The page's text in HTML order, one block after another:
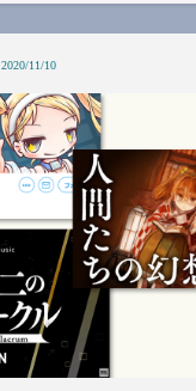
2020/11/10